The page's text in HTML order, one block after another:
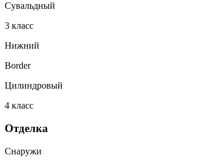
Сувальдный
3 класс
Нижний
Border
Цилиндровый
4 класс
Отделка
Снаружи